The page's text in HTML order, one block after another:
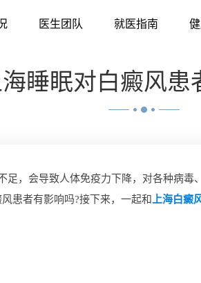
医生团队 就医指南
睡眠对白癜风患
足，会导致人体免疫力下降，对各种病毒
患者有影响吗?接下来，一起和
上海白癜